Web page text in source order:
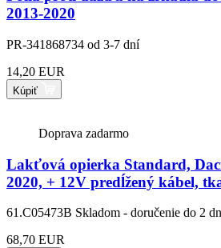
2013-2020
PR-341868734 od 3-7 dní
14,20 EUR
Kúpiť
Doprava zadarmo
Lakťová opierka Standard,
2020, + 12V predĺžený kábel,
61.C05473B Skladom - doručenie do 2
68,70 EUR